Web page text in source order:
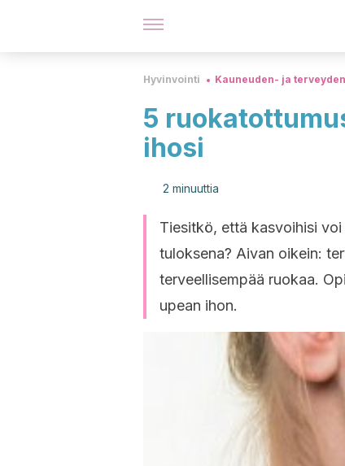
Hyvinvointi Kauneuden- ja
5
ihosi
2 minuuttia
Tiesitkö, että kasvoihisi
tuloksena? Aivan oikein:
terveellisempää ruokaa.
upean ihon.